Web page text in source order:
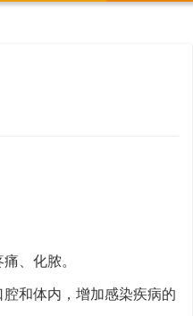
、化脓。
和体内，增加感染疾病的